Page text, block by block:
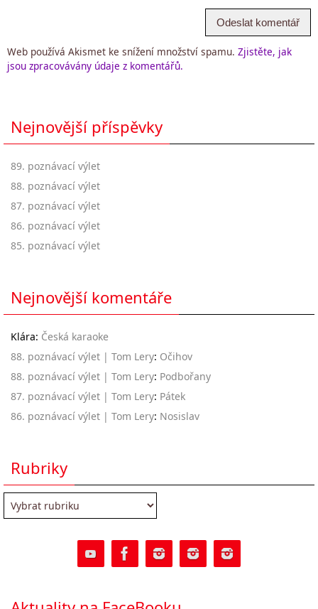
Web používá Akismet ke snížení množství spamu. Zjistěte, jak
jsou zpracovávány údaje z komentářů.
Nejnovější příspěvky
89. poznávací výlet
88. poznávací výlet
87. poznávací výlet
86. poznávací výlet
85. poznávací výlet
Nejnovější komentáře
Klára: Česká karaoke
88. poznávací výlet | Tom Lery: Očihov
88. poznávací výlet | Tom Lery: Podbořany
87. poznávací výlet | Tom Lery: Pátek
86. poznávací výlet | Tom Lery: Nosislav
Rubriky
Rubriky